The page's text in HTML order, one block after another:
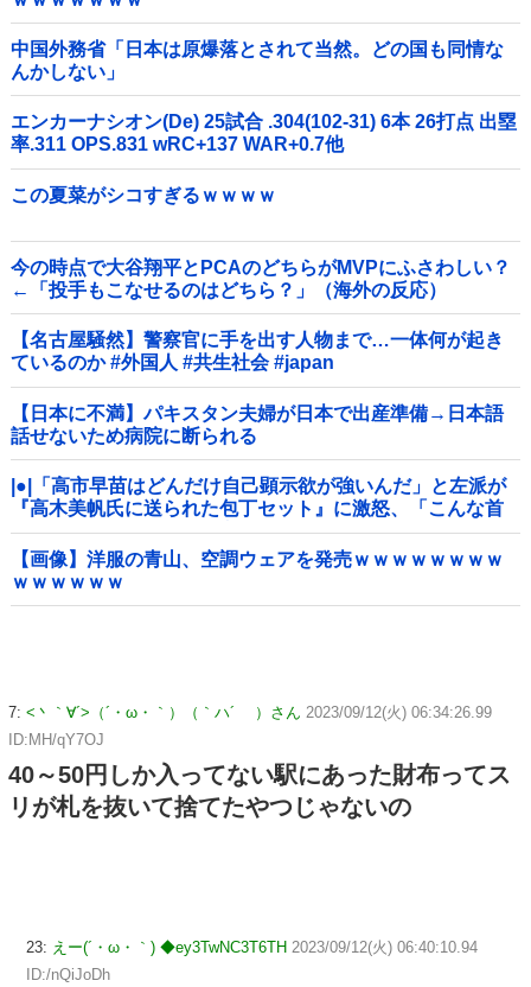
中国外務省「日本は原爆落とされて当然。どの国も同情な
んかしない」
エンカーナシオン(De) 25試合 .304(102-31) 6本 26打点 出塁
率.311 OPS.831 wRC+137 WAR+0.7他
この夏菜がシコすぎるｗｗｗｗ
今の時点で大谷翔平とPCAのどちらがMVPにふさわしい？
←「投手もこなせるのはどちら？」（海外の反応）
【名古屋騒然】警察官に手を出す人物まで…一体何が起き
ているのか #外国人 #共生社会 #japan
【日本に不満】パキスタン夫婦が日本で出産準備→日本語
話せないため病院に断られる
|●|「高市早苗はどんだけ自己顕示欲が強いんだ」と左派が
『高木美帆氏に送られた包丁セット』に激怒、「こんな首
相は見たことがない」と言い張るも……
【画像】洋服の青山、空調ウェアを発売ｗｗｗｗｗｗｗｗ
ｗｗｗｗｗｗ
7: <丶｀∀´>（´・ω・｀）（｀ハ´ ）さん 2023/09/12(火) 06:34:26.99
ID:MH/qY7OJ
40～50円しか入ってない駅にあった財布ってス
リが札を抜いて捨てたやつじゃないの
23: えー(´・ω・｀) ◆ey3TwNC3T6TH 2023/09/12(火) 06:40:10.94
ID:/nQiJoDh